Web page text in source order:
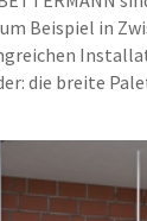
Beispiel in
die breite